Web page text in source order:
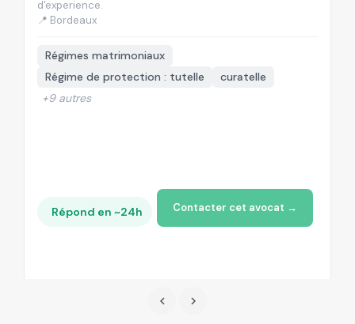
d'experience.
📍 Bordeaux
Régimes matrimoniaux
Régime de protection : tutelle
curatelle
+9 autres
Répond en ~24h Contacter cet avocat →